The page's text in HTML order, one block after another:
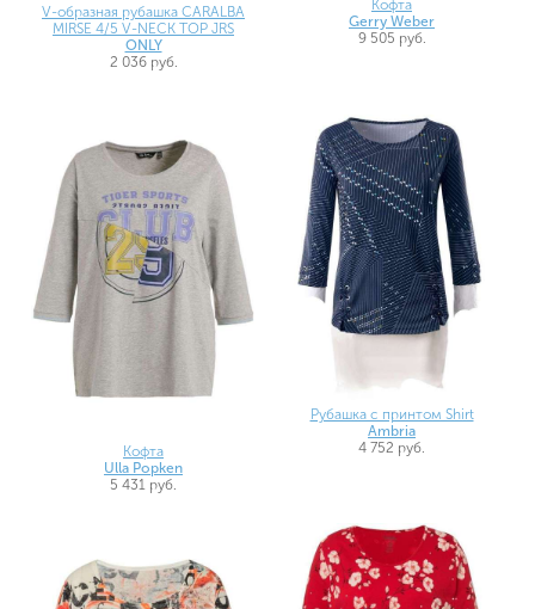
V-образная рубашка CARALBA
MIRSE 4/5 V-NECK TOP JRS
ONLY
2 036 руб.
Кофта
Gerry Weber
9 505 руб.
Кофта
Ulla Popken
5 431 руб.
Рубашка с принтом Shirt
Ambria
4 752 руб.